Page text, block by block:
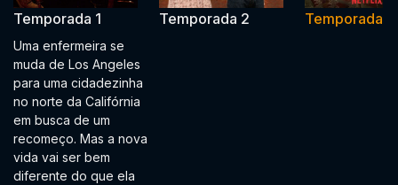
Temporada 1
Uma enfermeira se
muda de Los Angeles
para uma cidadezinha
no norte da Califórnia
em busca de um
recomeço. Mas a nova
vida vai ser bem
diferente do que ela
Temporada 2 Temporada 3